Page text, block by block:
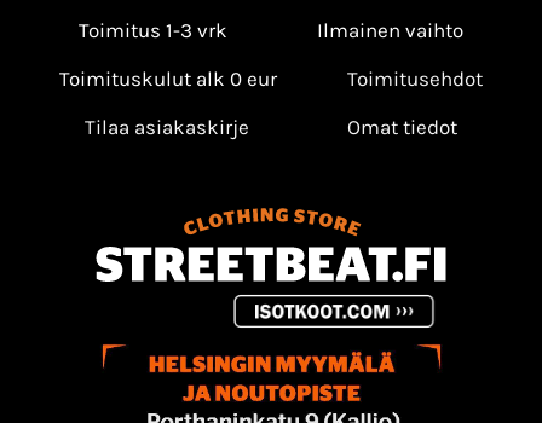
Toimitus 1-3 vrk
Ilmainen vaihto
Toimituskulut alk 0 eur
Toimitusehdot
Tilaa asiakaskirje
Omat tiedot